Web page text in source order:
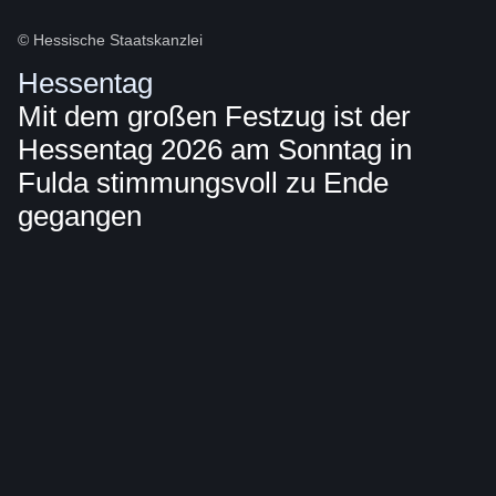
© Hessische Staatskanzlei
Hessentag
Mit dem großen Festzug ist der
Hessentag 2026 am Sonntag in
Fulda stimmungsvoll zu Ende
gegangen